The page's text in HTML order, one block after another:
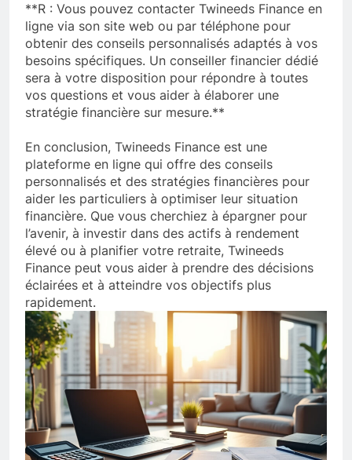
**R : Vous pouvez contacter Twineeds Finance en
ligne via son site web ou par téléphone pour
obtenir des conseils personnalisés adaptés à vos
besoins spécifiques. Un conseiller financier dédié
sera à votre disposition pour répondre à toutes
vos questions et vous aider à élaborer une
stratégie financière sur mesure.**
En conclusion, Twineeds Finance est une
plateforme en ligne qui offre des conseils
personnalisés et des stratégies financières pour
aider les particuliers à optimiser leur situation
financière. Que vous cherchiez à épargner pour
l’avenir, à investir dans des actifs à rendement
élevé ou à planifier votre retraite, Twineeds
Finance peut vous aider à prendre des décisions
éclairées et à atteindre vos objectifs plus
rapidement.